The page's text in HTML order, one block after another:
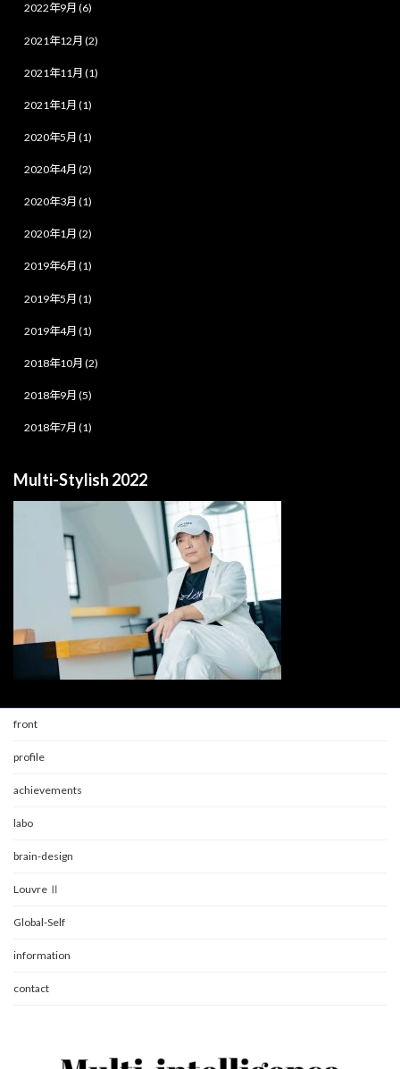
2022年9月 (6)
2021年12月 (2)
2021年11月 (1)
2021年1月 (1)
2020年5月 (1)
2020年4月 (2)
2020年3月 (1)
2020年1月 (2)
2019年6月 (1)
2019年5月 (1)
2019年4月 (1)
2018年10月 (2)
2018年9月 (5)
2018年7月 (1)
Multi-Stylish 2022
front
profile
achievements
labo
brain-design
Louvre Ⅱ
Global-Self
information
contact